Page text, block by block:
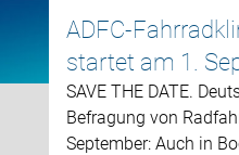
ADFC-
startet am 1.
SAVE THE DATE.
Befragung von
September: Auch in